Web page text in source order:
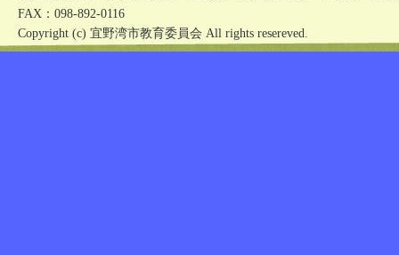
FAX：098-892-0116
Copyright (c) 宜野湾市教育委員会 All rights resereved.